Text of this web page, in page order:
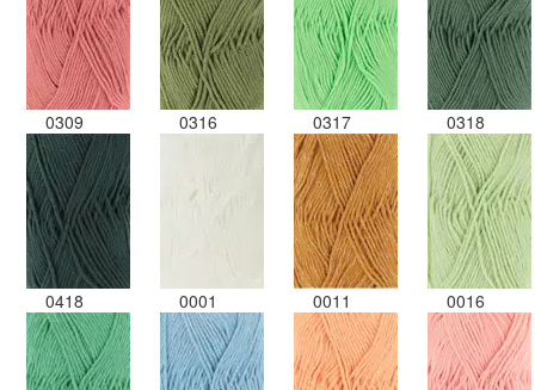
0309 0316 0317 0318
0418 0001 0011 0016